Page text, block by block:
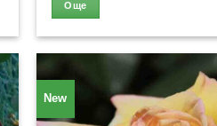
Още
New